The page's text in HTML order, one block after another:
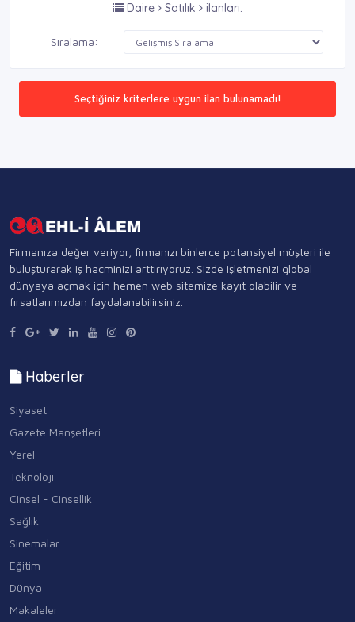
Daire Satılık ilanları.
Sıralama:
Seçtiğiniz kriterlere uygun ilan bulunamadı!
Firmanıza değer veriyor, firmanızı binlerce potansiyel müşteri ile
buluşturarak iş hacminizi arttırıyoruz. Sizde işletmenizi global
dünyaya açmak için hemen web sitemize kayıt olabilir ve
fırsatlarımızdan faydalanabilirsiniz.
Haberler
Siyaset
Gazete Manşetleri
Yerel
Teknoloji
Cinsel - Cinsellik
Sağlık
Sinemalar
Eğitim
Dünya
Makaleler